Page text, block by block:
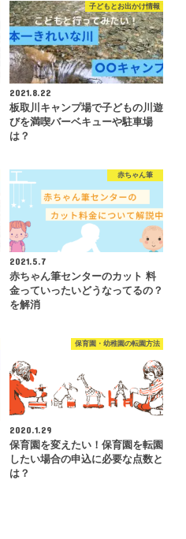
子どもとお出かけ情報
2021.8.22
板取川キャンプ場で子どもの川遊
びを満喫バーベキューや駐車場
は？
赤ちゃん筆
2021.5.7
赤ちゃん筆センターのカット 料
金っていったいどうなってるの？
を解消
保育園・幼稚園の転園方法
2020.1.29
保育園を変えたい！保育園を転園
したい場合の申込に必要な点数と
は？